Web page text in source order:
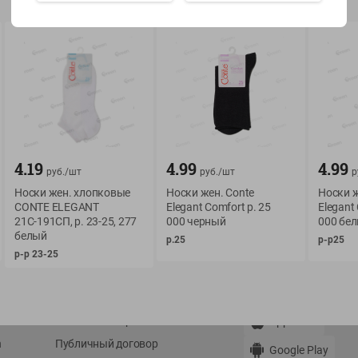
Условия доставки
Возврат товара
Оформление заказа
Публичный договор
Мои товары
Google Play
4.19 руб./шт
Носки жен. хлопковые
CONTE ELEGANT
21С-191СП, р. 23-25, 277
белый
р-р 23-25
4.99 руб./шт
Носки жен. Conte
Elegant Comfort р. 25
000 черный
р.25
4.99
Носки
Elegant
000
р-р25